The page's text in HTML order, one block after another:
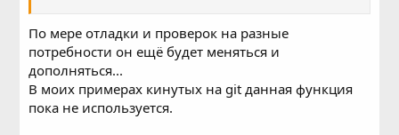
По мере отладки и проверок на разные
потребности он ещё будет меняться и
дополняться...
В моих примерах кинутых на git данная функция
пока не используется.